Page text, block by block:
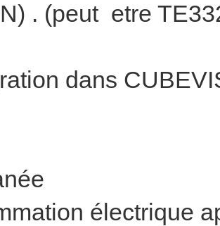
. (peut etre
dans
électrique